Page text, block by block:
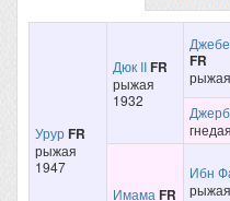
УрурFR
рыжая
1947
Дюк IIFR
рыжая
1932
FR
Имама FR
Ибн